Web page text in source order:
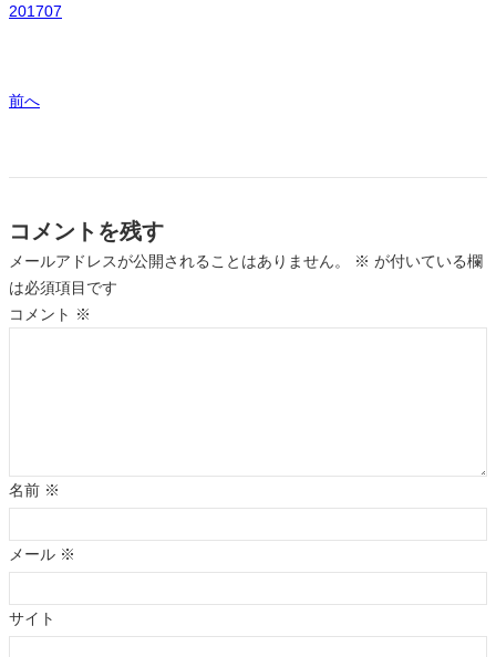
201707
前へ
コメントを残す
メールアドレスが公開されることはありません。 ※ が付いている欄
は必須項目です
コメント ※
名前 ※
メール ※
サイト